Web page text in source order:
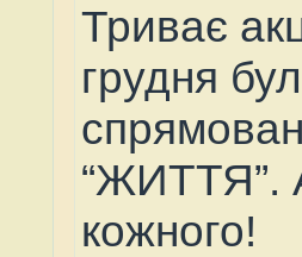
Триває
грудня
“ЖИТТЯ”.
кожного!